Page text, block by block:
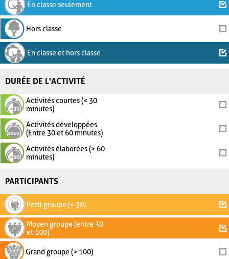
En classe seulement
Hors classe
En classe et hors classe
DURÉE DE L'ACTIVITÉ
Activités courtes (< 30
minutes)
Activités développées
(Entre 30 et 60 minutes)
Activités élaborées (> 60
minutes)
PARTICIPANTS
Petit groupe (< 30)
Moyen groupe (entre 30
et 100)
Grand groupe (> 100)